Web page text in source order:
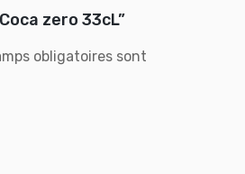
zero 33cL”
obligatoires sont